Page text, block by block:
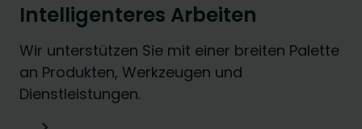
Intelligenteres Arbeiten
Wir unterstützen Sie mit einer breiten Palette
an Produkten, Werkzeugen und
Dienstleistungen.